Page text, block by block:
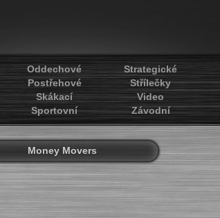
Oddechové
Postřehové
Skákací
Sportovní
Strategické
Střílečky
Video
Závodní
Money Movers